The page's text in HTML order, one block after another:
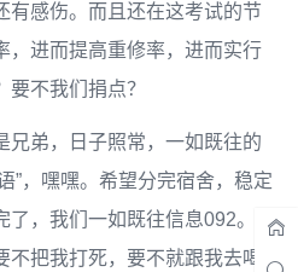
有感伤。而且还在这考试的节
，进而提高重修率，进而实行
不我们捐点？
兄弟，日子照常，一如既往的
”，嘿嘿。希望分完宿舍，稳定
，我们一如既往信息092。
不把我打死，要不就跟我去喝